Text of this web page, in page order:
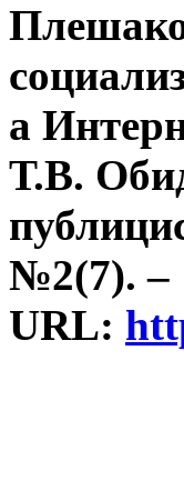
а
Т.В.
№2(7). –
URL: